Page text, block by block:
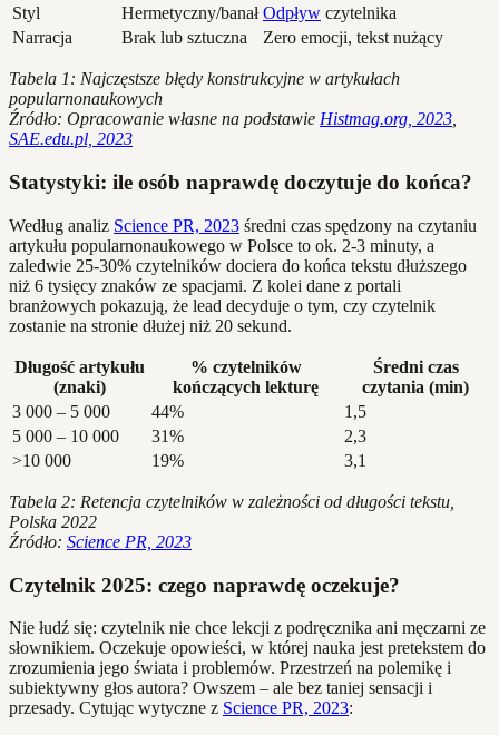
Styl
Hermetyczny/banał Odpływ czytelnika
Narracja
Brak lub sztuczna Zero emocji, tekst nużący
Tabela 1: Najczęstsze błędy konstrukcyjne w artykułach
popularnonaukowych
Źródło: Opracowanie własne na podstawie Histmag.org, 2023
SAE.edu.pl, 2023
Statystyki: ile osób naprawdę doczytuje do końca?
Według analiz Science PR, 2023 średni czas spędzony na czytaniu
artykułu popularnonaukowego w Polsce to ok. 2-3 minuty, a
zaledwie 25-30% czytelników dociera do końca tekstu dłuższego
niż 6 tysięcy znaków ze spacjami. Z kolei dane z portali
branżowych pokazują, że lead decyduje o tym, czy czytelnik
zostanie na stronie dłużej niż 20 sekund.
Długość artykułu
(znaki)
% czytelników
kończących lekturę
Średni czas
czytania (min)
3 000 – 5 000
44%
1,5
5 000 – 10 000
31%
2,3
>10 000
19% 3,1
Tabela 2: Retencja czytelników w zależności od długości tekstu,
Polska 2022
Źródło: Science PR, 2023
Czytelnik 2025: czego naprawdę oczekuje?
Nie łudź się: czytelnik nie chce lekcji z podręcznika ani męczarni ze
słownikiem. Oczekuje opowieści, w której nauka jest pretekstem do
zrozumienia jego świata i problemów. Przestrzeń na polemikę i
subiektywny głos autora? Owszem – ale bez taniej sensacji i
przesady. Cytując wytyczne z Science PR, 2023: